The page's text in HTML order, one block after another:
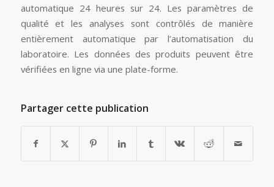
automatique 24 heures sur 24. Les paramètres de
qualité et les analyses sont contrôlés de manière
entièrement automatique par l’automatisation du
laboratoire. Les données des produits peuvent être
vérifiées en ligne via une plate-forme.
Partager cette publication